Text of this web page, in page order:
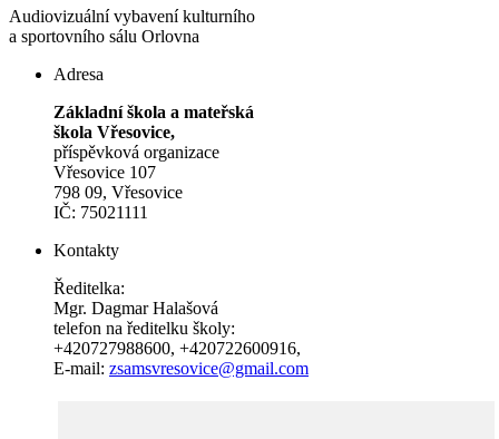
Audiovizuální vybavení kulturního
a sportovního sálu Orlovna
Adresa
Základní škola a mateřská
škola Vřesovice,
příspěvková organizace
Vřesovice 107
798 09, Vřesovice
IČ: 75021111
Kontakty
Ředitelka:
Mgr. Dagmar Halašová
telefon na ředitelku školy:
+420727988600, +420722600916,
E-mail: zsamsvresovice@gmail.com